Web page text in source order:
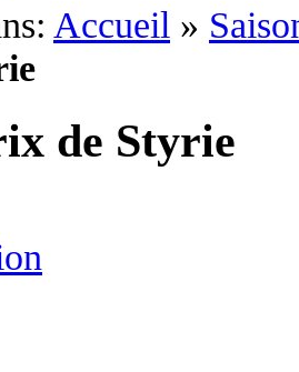
Accueil »
de Styrie